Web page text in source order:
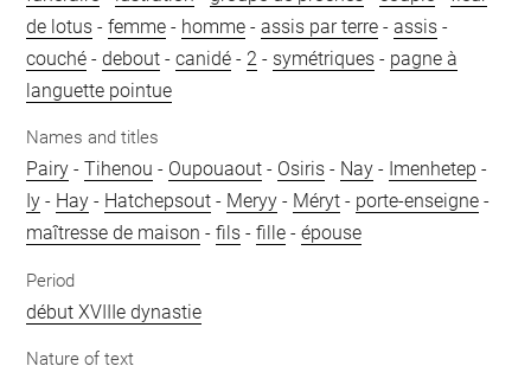
de lotus -femme - homme -assis par terre -assis -
couché -debout -canidé - 2 - symétriques - pagne à
languette pointue
Names and titles
Pairy -Tihenou - Oupouaout - Osiris - Nay - Imenhetep -
Iy - Hay - Hatchepsout - Meryy - Méryt - porte-enseigne -
maîtresse de maison -fils -fille -épouse
Period
début XVIIIe dynastie
Nature of text